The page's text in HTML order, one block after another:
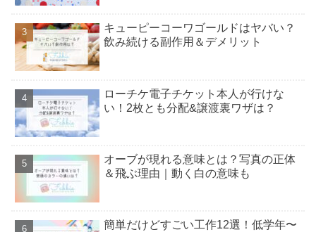
キューピーコーワゴールドはヤバい？
飲み続ける副作用＆デメリット
ローチケ電子チケット本人が行けな
い！2枚とも分配&譲渡裏ワザは？
オーブが現れる意味とは？写真の正体
＆飛ぶ理由｜動く白の意味も
簡単だけどすごい工作12選！低学年〜